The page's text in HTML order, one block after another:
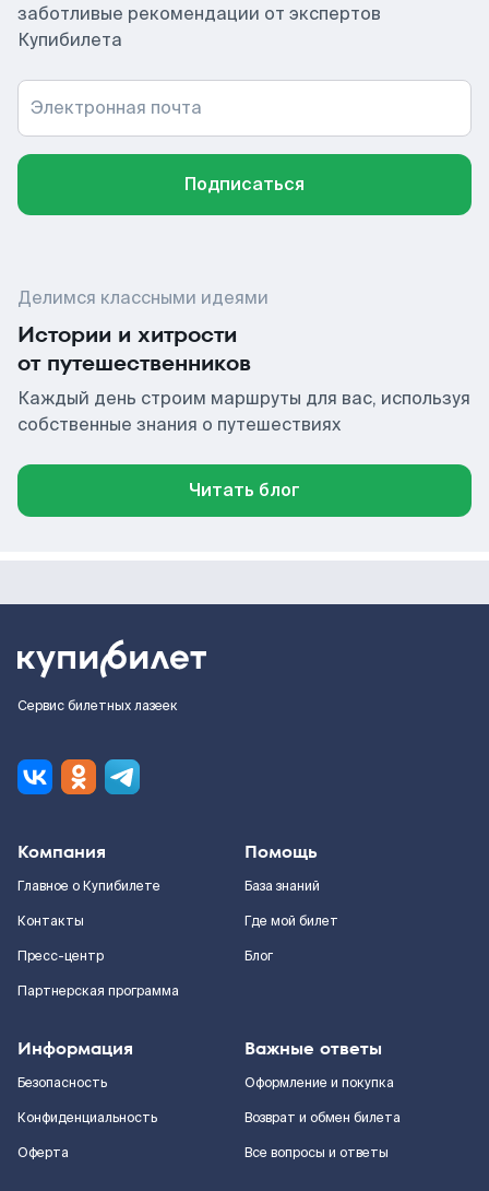
заботливые рекомендации от экспертов
Купибилета
Электронная почта
Подписаться
Делимся классными идеями
Истории и хитрости
от путешественников
Каждый день строим маршруты для вас, используя
собственные знания о путешествиях
Читать блог
Сервис билетных лазеек
Компания
Главное о Купибилете
Контакты
Пресс-центр
Партнерская программа
Помощь
База знаний
Где мой билет
Блог
Информация
Безопасность
Конфиденциальность
Оферта
Важные ответы
Оформление и покупка
Возврат и обмен билета
Все вопросы и ответы